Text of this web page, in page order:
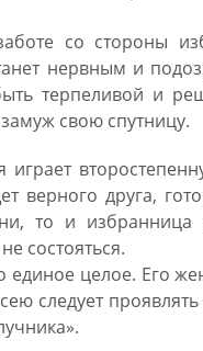
со стороны
нервным и
терпеливой и
свою спутницу.
верного друга,
то и избранница
состояться.
целое. Его
следует